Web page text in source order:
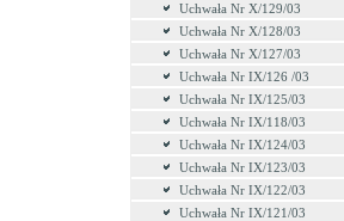
Uchwała Nr X/129/03
Uchwała Nr X/128/03
Uchwała Nr X/127/03
Uchwała Nr IX/126 /03
Uchwała Nr IX/125/03
Uchwała Nr IX/118/03
Uchwała Nr IX/124/03
Uchwała Nr IX/123/03
Uchwała Nr IX/122/03
Uchwała Nr IX/121/03